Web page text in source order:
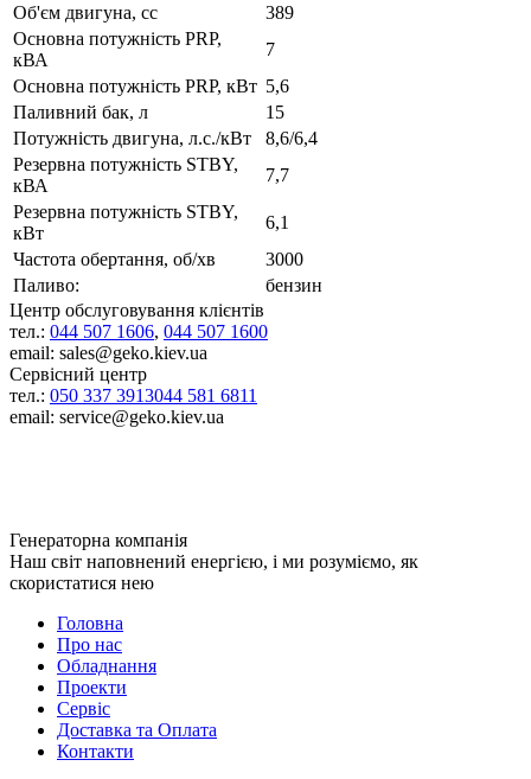
Об'єм двигуна, cc
389
Основна потужність PRP,
кВА
7
Основна потужність PRP, кВт 5,6
Паливний бак, л
15
Потужність двигуна, л.с./кВт
8,6/6,4
Резервна потужність STBY,
кВА
7,7
Резервна потужність STBY,
кВт
6,1
Частота обертання, об/хв
3000
Паливо:
бензин
Центр обслуговування клієнтів
тел.: 044 507 1606, 044 507 1600
email: sales@geko.kiev.ua
Сервісний центр
тел.: 050 337 3913044 581 6811
email: service@geko.kiev.ua
Генераторна компанія
Наш світ наповнений енергією, і ми розуміємо, як
скористатися нею
Головна
Про нас
Обладнання
Проекти
Сервіс
Доставка та Оплата
Контакти